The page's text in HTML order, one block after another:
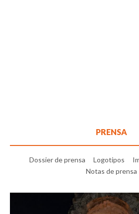
PRENSA
Dossier de prensa Logotipos
Notas de prensa